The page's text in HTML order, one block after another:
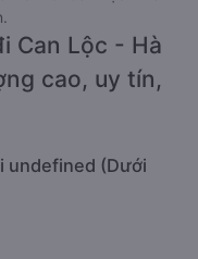
Can Lộc - Hà
cao, uy tín,
undefined (Dưới